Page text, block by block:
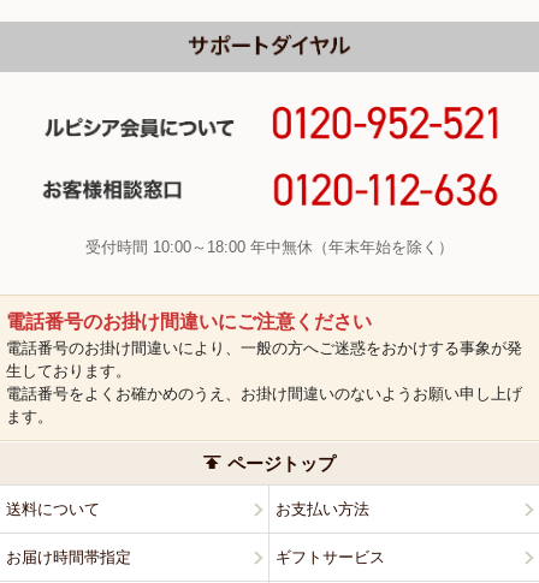
受付時間 10:00～18:00 年中無休（年末年始を除く）
電話番号のお掛け間違いにご注意ください
電話番号のお掛け間違いにより、一般の方へご迷惑をおかけする事象が発
生しております。
電話番号をよくお確かめのうえ、お掛け間違いのないようお願い申し上げ
ます。
ページトップ
送料について お支払い方法
お届け時間帯指定 ギフトサービス